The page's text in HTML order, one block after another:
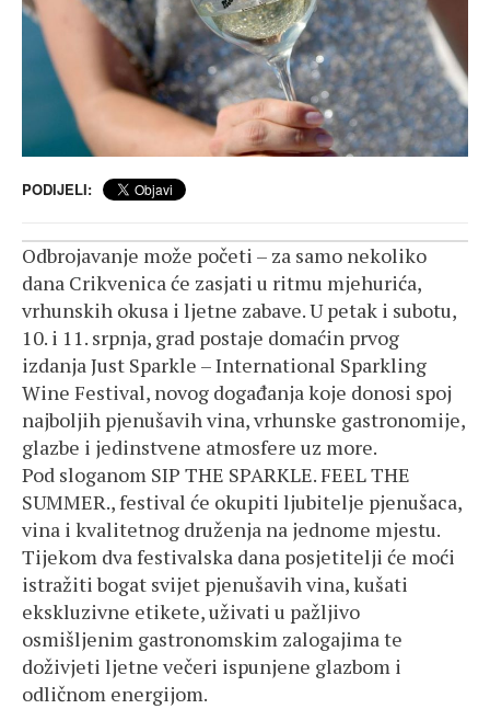
PODIJELI:
Odbrojavanje može početi – za samo nekoliko
dana Crikvenica će zasjati u ritmu mjehurića,
vrhunskih okusa i ljetne zabave. U petak i subotu,
10. i 11. srpnja, grad postaje domaćin prvog
izdanja Just Sparkle – International Sparkling
Wine Festival, novog događanja koje donosi spoj
najboljih pjenušavih vina, vrhunske gastronomije,
glazbe i jedinstvene atmosfere uz more.
Pod sloganom SIP THE SPARKLE. FEEL THE
SUMMER., festival će okupiti ljubitelje pjenušaca,
vina i kvalitetnog druženja na jednome mjestu.
Tijekom dva festivalska dana posjetitelji će moći
istražiti bogat svijet pjenušavih vina, kušati
ekskluzivne etikete, uživati u pažljivo
osmišljenim gastronomskim zalogajima te
doživjeti ljetne večeri ispunjene glazbom i
odličnom energijom.